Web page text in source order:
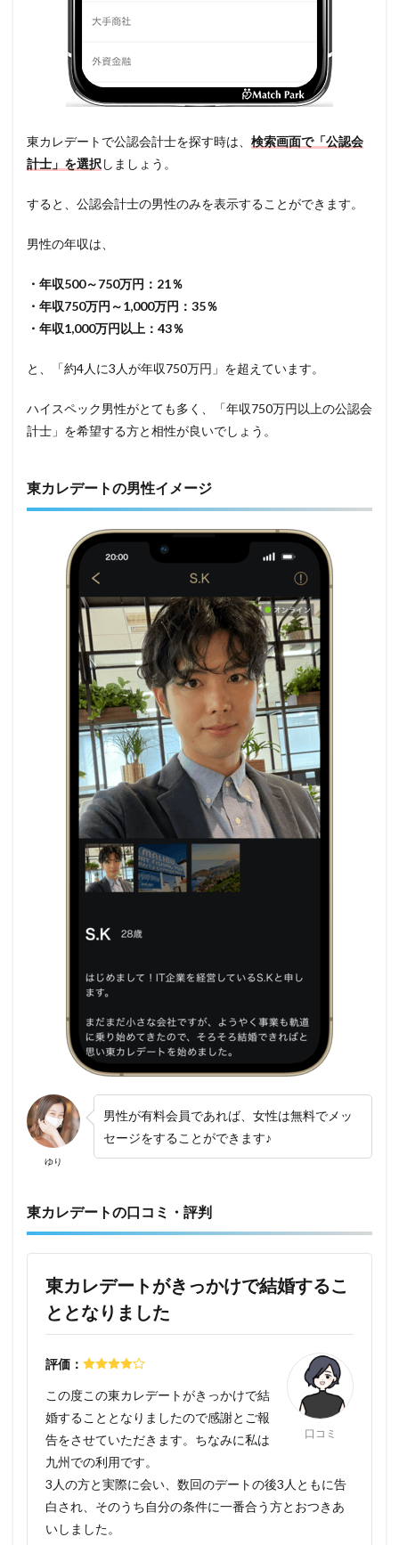
東カレデートで公認会計士を探す時は、 検索画面で「公認会
計士」を選択 しましょう。
すると、公認会計士の男性のみを表示することができます。
男性の年収は、
・年収500～750万円：21％
・年収750万円～1,000万円：35％
・年収1,000万円以上：43％
と、「約4人に3人が年収750万円」を超えています。
ハイスペック男性がとても多く、「年収750万円以上の公認会
計士」を希望する方と相性が良いでしょう。
東カレデートの男性イメージ
ゆり
男性が有料会員であれば、女性は無料でメッ
セージをすることができます♪
東カレデートの口コミ・評判
東カレデートがきっかけで結婚するこ
ととなりました
口コミ
評価：
この度この東カレデートがきっかけで結
婚することとなりましたので感謝とご報
告をさせていただきます。ちなみに私は
九州での利用です。
3人の方と実際に会い、数回のデートの後3人ともに告
白され、そのうち自分の条件に一番合う方とおつきあ
いしました。